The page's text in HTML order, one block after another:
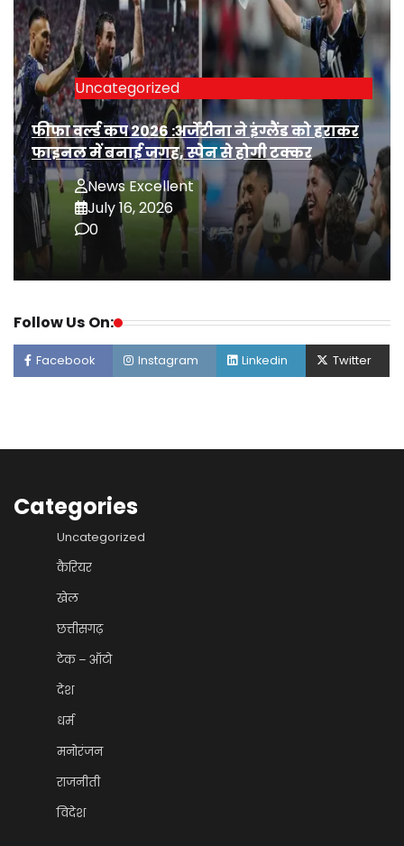
Uncategorized
फीफा वर्ल्ड कप 2026 :अर्जेंटीना ने इंग्लैंड को हराकर
फाइनल में बनाई जगह, स्पेन से होगी टक्कर
News Excellent
July 16, 2026
0
Follow Us On:
Facebook Instagram Linkedin Twitter
Categories
Uncategorized
कैरियर
खेल
छत्तीसगढ़
टेक – ऑटो
देश
धर्म
मनोरंजन
राजनीती
विदेश